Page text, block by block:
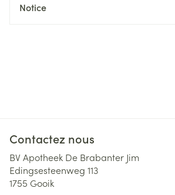
Notice
Contactez nous
BV Apotheek De Brabanter Jim
Edingsesteenweg 113
1755 Gooik